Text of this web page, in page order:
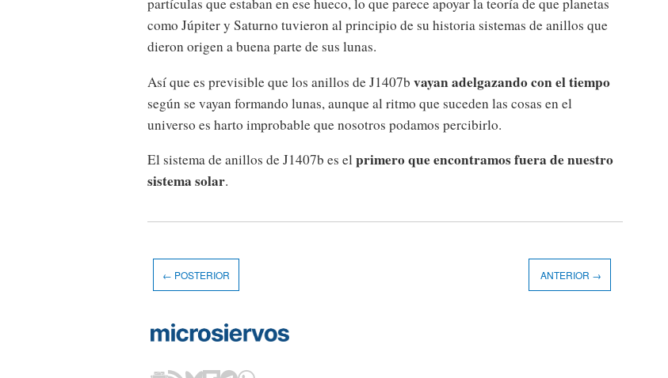
partículas que estaban en ese hueco, lo que parece apoyar la teoría de que planetas
como Júpiter y Saturno tuvieron al principio de su historia sistemas de anillos que
dieron origen a buena parte de sus lunas.
Así que es previsible que los anillos de J1407b vayan adelgazando con el tiempo
según se vayan formando lunas, aunque al ritmo que suceden las cosas en el
universo es harto improbable que nosotros podamos percibirlo.
El sistema de anillos de J1407b es elprimero que encontramos fuera de nuestro
sistema solar.
← POSTERIOR ANTERIOR →